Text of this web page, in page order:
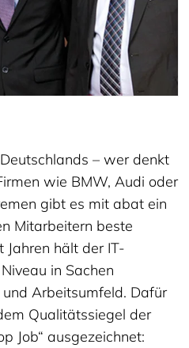
– wer denkt
wie BMW, Audi oder
gibt es mit abat ein
Mitarbeitern beste
Jahren hält der IT-
in Sachen
Arbeitsumfeld. Dafür
Qualitätssiegel der
Job“ ausgezeichnet: